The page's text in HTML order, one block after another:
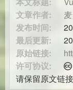
本文标题:
文章作者:
发布时间:
最后更新:
原始链接:
许可协议:
请保留原文链接